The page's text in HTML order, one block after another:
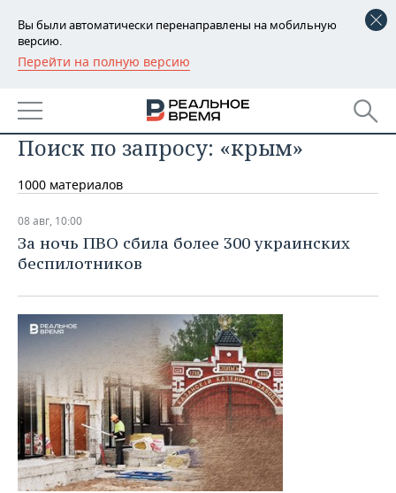
Вы были автоматически перенаправлены на мобильную
версию.
Перейти на полную версию
РЕГИОНЫ
БАШКОРТОСТАН
ТАТАРСТАН
УДМУРТИЯ
НОВОСТИ
АНАЛИТИКА
НОВОСТИ АНАЛИТИКИ
ДЕКЛАРАЦИИ О ДОХОДАХ
КОРОЛИ ГОСЗАКАЗА ПФО
КОМУ ПРИНАДЛЕЖАТ
ТОРГОВЫЕ ЦЕНТРЫ
ТАТАРСТАНА
ЭКОНОМИКА
НОВОСТИ ЭКОНОМИКИ
ФИНАНСЫ
БЮДЖЕТ
ИНВЕСТИЦИИ
ПРОМЫШЛЕННОСТЬ
НОВОСТИ
АГРОПРОМ
МАШИНОСТРОЕНИЕ
НЕФТЕХИМИЯ
НЕФТЬ
ОПК
НЕДВИЖИМОСТЬ
НОВОСТИ АВТО
БИЗНЕС
НОВОСТИ БИЗНЕСА
РОЗНИЧНАЯ ТОРГОВЛЯ
ТРАНСПОРТ
ТЕХНОЛОГИИ
НОВОСТИ ТЕХНОЛОГИЙ
IT
МЕРОПРИЯТИЯ
НОВОСТИ МЕРОПРИЯТИЙ
СПОРТ
Поиск по запросу: «крым»
1000 материалов
08 авг, 10:00
За ночь ПВО сбила более 300 украинских
беспилотников